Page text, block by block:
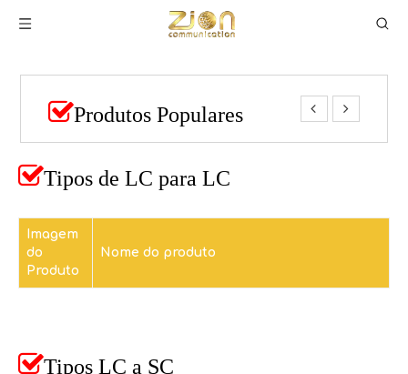
Produtos Populares  
Tipos de LC para LC
Imagem
do
Produto
Nome do produto
Tipos LC a SC